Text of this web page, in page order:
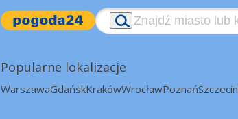
Popularne lokalizacje
WarszawaGdańskKrakówWrocławPoznańSzczecin